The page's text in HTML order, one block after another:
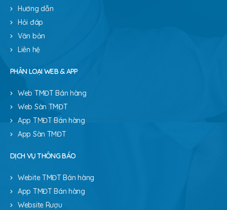
Hướng dẫn
Hỏi đáp
Văn bản
Liên hệ
PHÂN LOẠI WEB & APP
Web TMĐT Bán hàng
Web Sàn TMĐT
App TMĐT Bán hàng
App Sàn TMĐT
DỊCH VỤ THÔNG BÁO
Webite TMĐT Bán hàng
App TMĐT Bán hàng
Website Rượu